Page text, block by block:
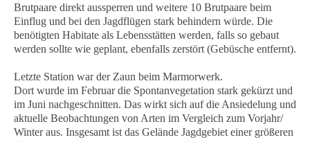
Brutpaare direkt aussperren und weitere 10 Brutpaare beim
Einflug und bei den Jagdflügen stark behindern würde. Die
benötigten Habitate als Lebensstätten werden, falls so gebaut
werden sollte wie geplant, ebenfalls zerstört (Gebüsche entfernt).
Letzte Station war der Zaun beim Marmorwerk.
Dort wurde im Februar die Spontanvegetation stark gekürzt und
im Juni nachgeschnitten. Das wirkt sich auf die Ansiedelung und
aktuelle Beobachtungen von Arten im Vergleich zum Vorjahr/
Winter aus. Insgesamt ist das Gelände Jagdgebiet einer größeren